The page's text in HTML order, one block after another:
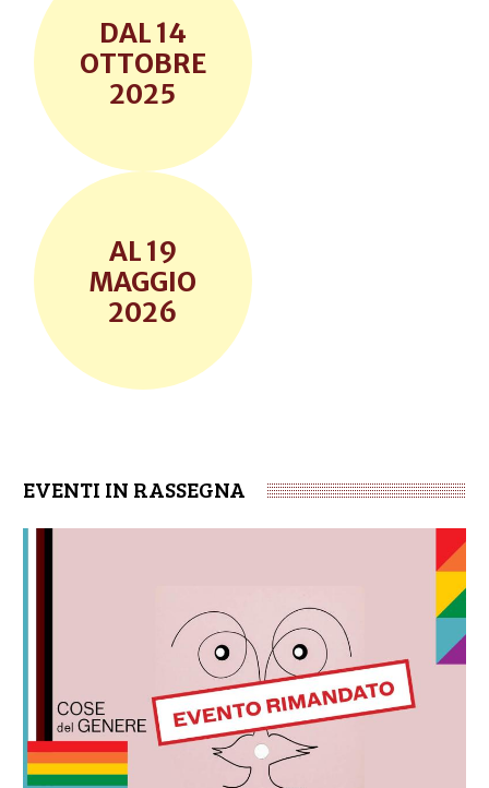
14
OTTOBRE
2025
19
MAGGIO
2026
EVENTI IN RASSEGNA